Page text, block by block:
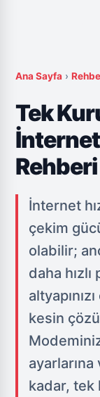
Ana Sayfa ›
Tek
İnternet
Rehberi
İnternet
çekim
olabilir;
daha
kesin
ayarlarına
kadar, tek